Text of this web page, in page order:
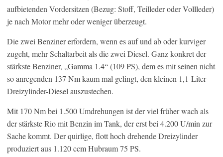
aufbietenden Vordersitzen (Bezug: Stoff, Teilleder oder Vollleder)
je nach Motor mehr oder weniger überzeugt.
Die zwei Benziner erfordern, wenn es auf und ab oder kurviger
zugeht, mehr Schaltarbeit als die zwei Diesel. Ganz konkret der
stärkste Benziner, „Gamma 1.4“ (109 PS), dem es mit seinen nicht
so anregenden 137 Nm kaum mal gelingt, den kleinen 1,1-Liter-
Dreizylinder-Diesel auszustechen.
Mit 170 Nm bei 1.500 Umdrehungen ist der viel früher wach als
der stärkste Rio mit Benzin im Tank, der erst bei 4.200 U/min zur
Sache kommt. Der quirlige, flott hoch drehende Dreizylinder
produziert aus 1.120 ccm Hubraum 75 PS.